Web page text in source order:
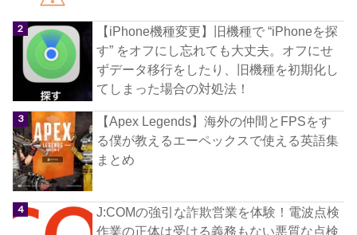
【iPhone機種変更】旧機種で “iPhoneを探
す” をオフにし忘れても大丈夫。オフにせ
ずデータ移行をしたり、旧機種を初期化し
てしまった場合の対処法！
【Apex Legends】海外の仲間とFPSをす
る僕が教えるエーペックスで使える英語集
まとめ
J:COMの強引な詐欺営業を体験！電波点検
作業の正体は受ける義務もない悪質な点検